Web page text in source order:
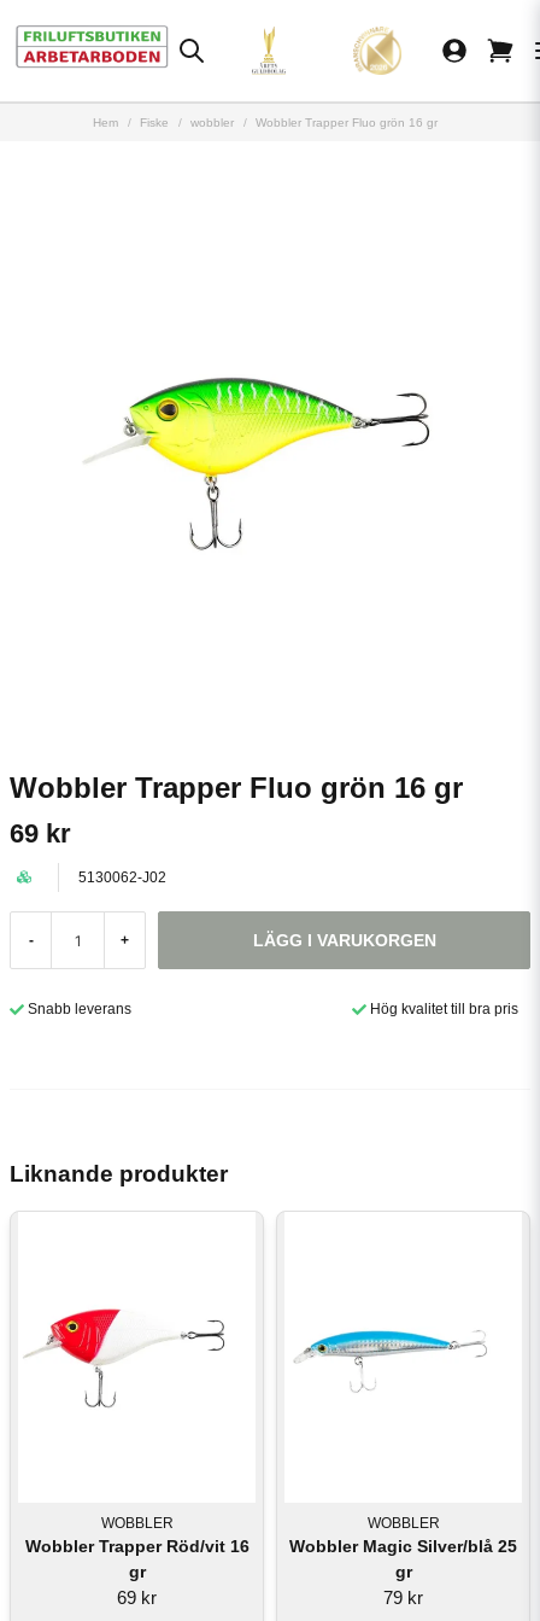
Hem Fiske wobbler Wobbler Trapper Fluo grön 16 gr
Wobbler Trapper Fluo grön 16 gr
69 kr
5130062-J02
- + LÄGG I VARUKORGEN
Snabb leverans Hög kvalitet till bra pris
Liknande produkter
WOBBLER
Wobbler Trapper Röd/vit 16
gr
69 kr
WOBBLER
Wobbler Magic Silver/blå 25
gr
79 kr